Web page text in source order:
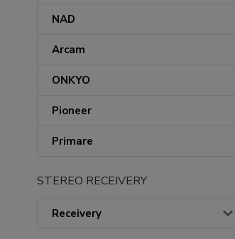
NAD
Arcam
ONKYO
Pioneer
Primare
STEREO RECEIVERY
Receivery